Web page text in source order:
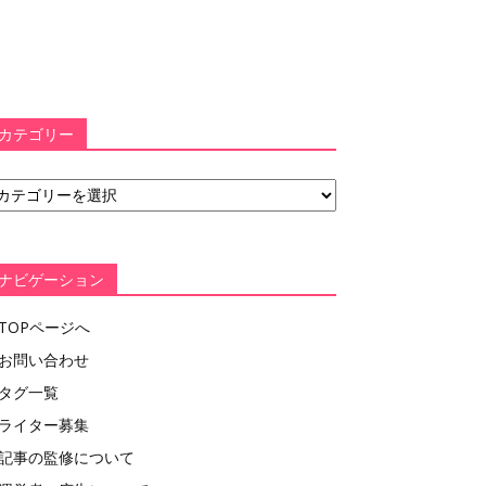
カテゴリー
ビゲーション
TOPページへ
お問い合わせ
タグ一覧
ライター募集
事の監修について